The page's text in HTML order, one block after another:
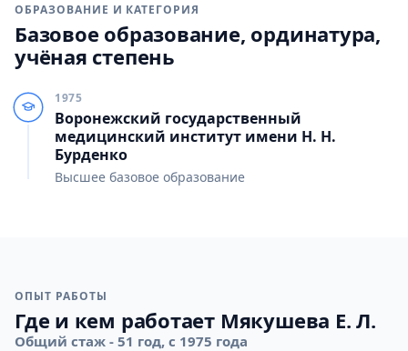
ОБРАЗОВАНИЕ И КАТЕГОРИЯ
Базовое образование, ординатура,
учёная степень
1975
Воронежский государственный
медицинский институт имени Н. Н.
Бурденко
Высшее базовое образование
ОПЫТ РАБОТЫ
Где и кем работает Мякушева Е. Л.
Общий стаж - 51 год, с 1975 года